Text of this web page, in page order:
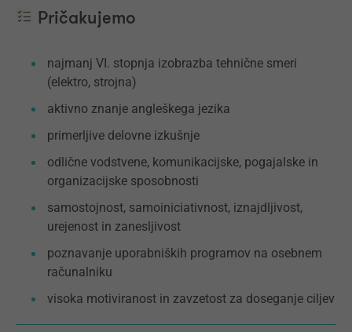
Pričakujemo
najmanj VI. stopnja izobrazba tehnične smeri
(elektro, strojna)
aktivno znanje angleškega jezika
primerljive delovne izkušnje
odlične vodstvene, komunikacijske, pogajalske in
organizacijske sposobnosti
samostojnost, samoiniciativnost, iznajdljivost,
urejenost in zanesljivost
poznavanje uporabniških programov na osebnem
računalniku
visoka motiviranost in zavzetost za doseganje ciljev